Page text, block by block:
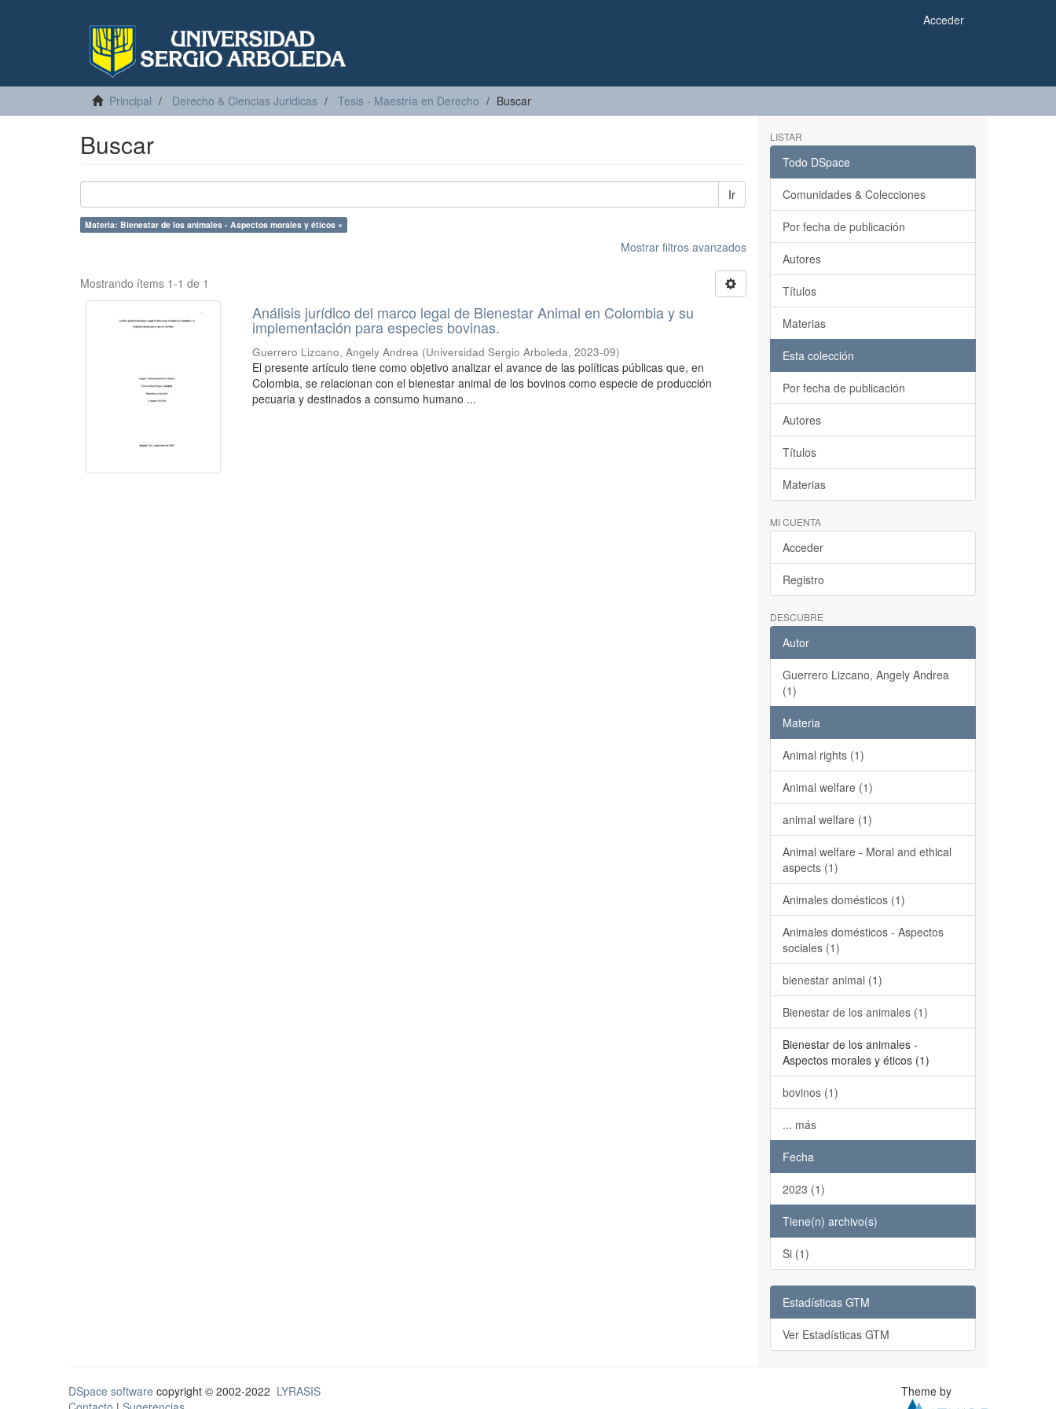
Acceder
Principal Derecho & Ciencias Juridicas Tesis - Maestría en Derecho Buscar
Buscar
Ir
Materia: Bienestar de los animales - Aspectos morales y éticos ×
Mostrar filtros avanzados
Mostrando ítems 1-1 de 1
Análisis jurídico del marco legal de Bienestar Animal en Colombia y su
implementación para especies bovinas.
Guerrero Lizcano, Angely Andrea (Universidad Sergio Arboleda,2023-09)
El presente artículo tiene como objetivo analizar el avance de las políticas públicas que, en
Colombia, se relacionan con el bienestar animal de los bovinos como especie de producción
pecuaria y destinados a consumo humano ...
LISTAR
Todo DSpace
Comunidades & Colecciones
Por fecha de publicación
Autores
Títulos
Materias
Esta colección
Por fecha de publicación
Autores
Títulos
Materias
MI CUENTA
Acceder
Registro
DESCUBRE
Autor
Guerrero Lizcano, Angely Andrea
(1)
Materia
Animal rights (1)
Animal welfare (1)
animal welfare (1)
Animal welfare - Moral and ethical
aspects (1)
Animales domésticos (1)
Animales domésticos - Aspectos
sociales (1)
bienestar animal (1)
Bienestar de los animales (1)
Bienestar de los animales -
Aspectos morales y éticos (1)
bovinos (1)
... más
Fecha
2023 (1)
Tiene(n) archivo(s)
Si (1)
Estadísticas GTM
Ver Estadísticas GTM
DSpace software copyright © 2002-2022 LYRASIS
Theme by